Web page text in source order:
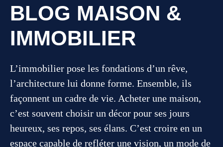
BLOG MAISON &
IMMOBILIER
L’immobilier pose les fondations d’un rêve,
l’architecture lui donne forme. Ensemble, ils
façonnent un cadre de vie. Acheter une maison,
c’est souvent choisir un décor pour ses jours
heureux, ses repos, ses élans. C’est croire en un
espace capable de refléter une vision, un mode de